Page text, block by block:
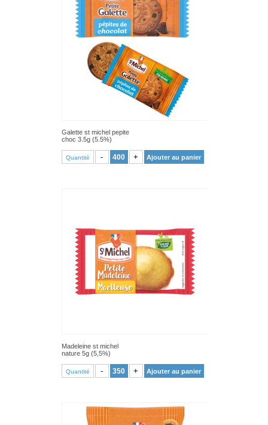
Galette st michel pepite
choc 3.5g (5.5%)
Quantité - + Ajouter au panier
Madeleine st michel
nature 5g (5,5%)
Quantité - + Ajouter au panier